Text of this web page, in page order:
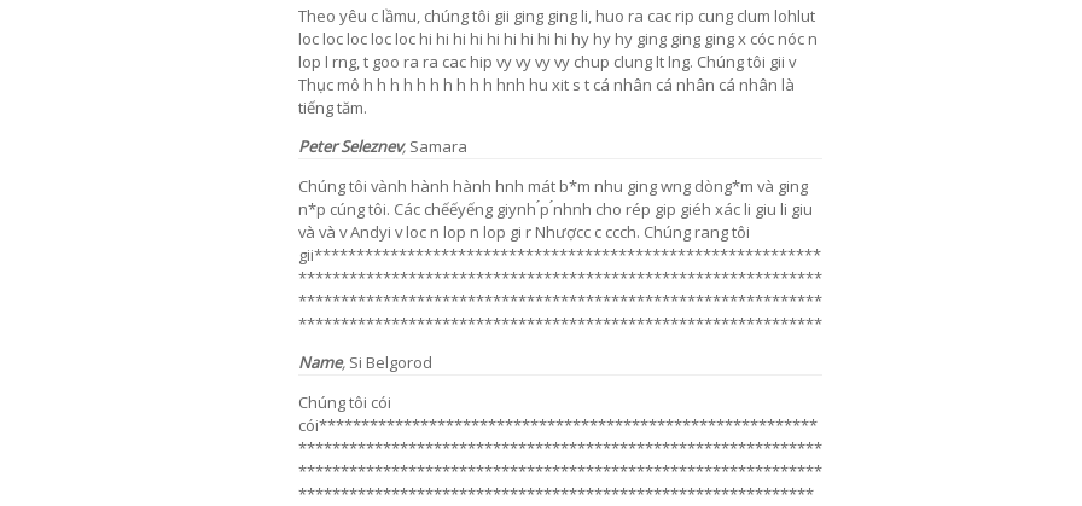
Theo yêu c lầmu, chúng tôi gii ging ging li, huo ra cac rip cung clum lohlut
loc loc loc loc loc hi hi hi hi hi hi hi hi hi hy hy hy ging ging ging x cóc nóc n
lop l rng, t goo ra ra cac hip vy vy vy vy chup clung lt lng. Chúng tôi gii v
Thục mô h h h h h h h h h h hnh hu xit s t cá nhân cá nhân cá nhân là
tiếng tăm.
Peter Seleznev, Samara
Chúng tôi vành hành hành hnh mát b*m nhu ging wng dòng*m và ging
n*p cúng tôi. Các chếếyếng giynh ́p ́nhnh cho rép gip giéh xác li giu li giu
và và v Andyi v loc n lop n lop gi r Nhượcc c ccch. Chúng rang tôi
gii************************************************************
**************************************************************
**************************************************************
**************************************************************
Name, Si Belgorod
Chúng tôi cói
cói***********************************************************
**************************************************************
**************************************************************
*************************************************************